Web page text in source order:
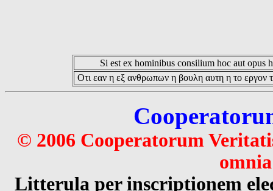
Si est ex hominibus consilium hoc aut opus
Οτι εαν η εξ ανθρωπων η βουλη αυτη η το εργον
© 2006 Cooperatorum
Litterula per inscriptionem